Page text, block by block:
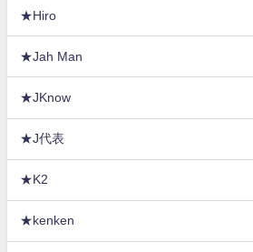
★Hiro
★Jah Man
★JKnow
★J代表
★K2
★kenken